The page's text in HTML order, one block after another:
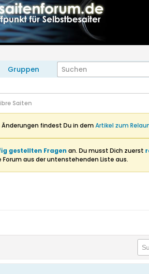
Gruppen
Saiten
findest Du in demArtikel zum
gestellten Fragen an. Du musst Dich zuerst
aus der untenstehenden Liste aus.